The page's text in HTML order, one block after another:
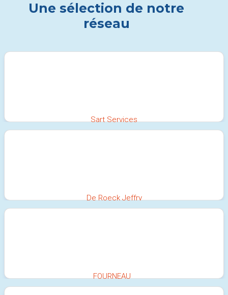
Une sélection de notre
réseau
Sart Services
De Roeck Jeffry
FOURNEAU